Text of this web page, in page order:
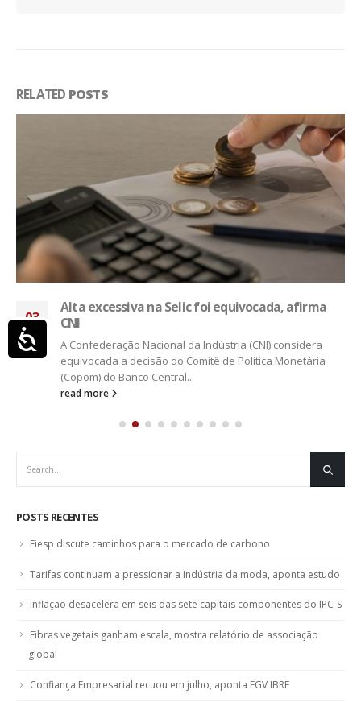
Acessibilidade
RELATED POSTS
03
fev
Alta excessiva na Selic foi equivocada, afirma
CNI
A Confederação Nacional da Indústria (CNI) considera
equivocada a decisão do Comitê de Política Monetária
(Copom) do Banco Central...
read more
POSTS RECENTES
Fiesp discute caminhos para o mercado de carbono
Tarifas continuam a pressionar a indústria da moda, aponta estudo
Inflação desacelera em seis das sete capitais componentes do IPC-S
Fibras vegetais ganham escala, mostra relatório de associação
global
Confiança Empresarial recuou em julho, aponta FGV IBRE